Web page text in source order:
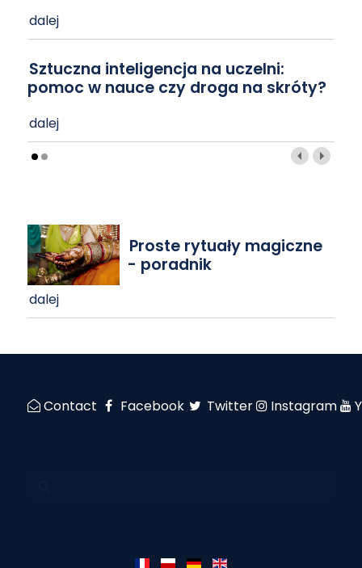
dalej
Sztuczna inteligencja na uczelni:
pomoc w nauce czy droga na skróty?
dalej
Proste rytuały magiczne
- poradnik
dalej
Contact Facebook Twitter Instagram